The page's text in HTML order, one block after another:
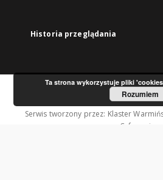
Historia przeglądania
Serwis tworzony przez: Klaster
Cyfrowej.
Ta strona wykorzystuje pliki
Rozumiem